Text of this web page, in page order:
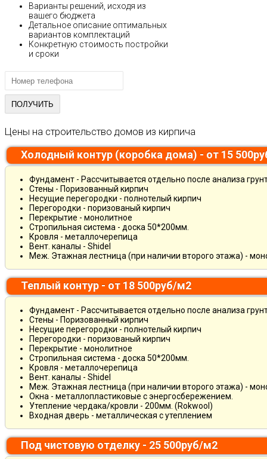
Варианты решений, исходя из
вашего бюджета
Детальное описание оптимальных
вариантов комплектаций
Конкретную стоимость постройки
и сроки
Цены на строительство домов из кирпича
Холодный контур (коробка дома) - от 15
Фундамент - Рассчитывается отдельно после анализа
Стены - Поризованный кирпич
Несущие перегородки - полнотелый кирпич
Перегородки - поризованый кирпич
Перекрытие - монолитное
Стропильная система - доска 50*200мм.
Кровля - металлочерепица
Вент. каналы - Shidel
Меж. Этажная лестница (при наличии второго этажа) -
Теплый контур - от 18 500руб/м2
Фундамент - Рассчитывается отдельно после анализа
Стены - Поризованный кирпич
Несущие перегородки - полнотелый кирпич
Перегородки - поризованый кирпич
Перекрытие - монолитное
Стропильная система - доска 50*200мм.
Кровля - металлочерепица
Вент. каналы - Shidel
Меж. Этажная лестница (при наличии второго этажа) -
Окна - металлопластиковые с энергосбережением.
Утепление чердака/кровли - 200мм. (Rokwool)
Входная дверь - металлическая с утеплением
Под чистовую отделку - 25 500руб/м2